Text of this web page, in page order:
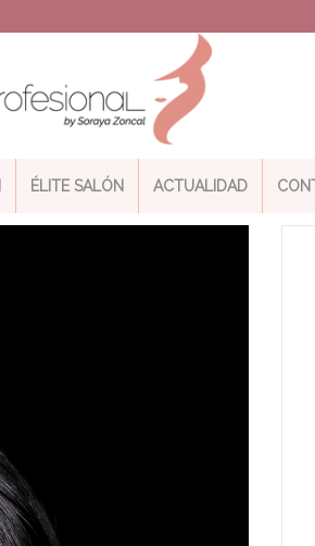
ÉLITE SALÓN ACTUALIDAD